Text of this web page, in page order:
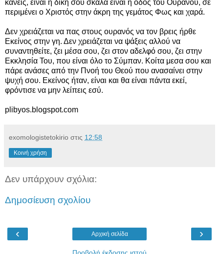
κανείς, είναι η δική σου σκάλα είναι η οδός του Ουρανού, σε
περιμένει ο Χριστός στην άκρη της γεμάτος Φως και χαρά.
Δεν χρειάζεται να πας στους ουρανός να τον βρεις ήρθε
Εκείνος στην γη. Δεν χρειάζεται να ψάξεις αλλού να
συναντηθείτε, ζει μέσα σου, ζει στον αδελφό σου, ζει στην
Εκκλησία Του, που είναι όλο το Σύμπαν. Κοίτα μεσα σου και
πάρε ανάσες από την Πνοή του Θεού που ανασαίνει στην
ψυχή σου. Εκείνος ήταν, είναι και θα είναι πάντα εκεί,
φρόντισε να μην λείπεις εσύ.
plibyos.blogspot.com
exomologistetokirio στις 12:58
Κοινή χρήση
Δεν υπάρχουν σχόλια:
Δημοσίευση σχολίου
‹ ›
Αρχική σελίδα
Προβολή έκδοσης ιστού